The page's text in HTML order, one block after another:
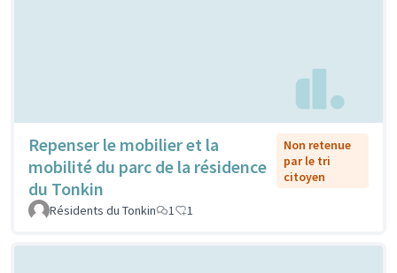
Repenser le mobilier et la
mobilité du parc de la résidence
du Tonkin
Non retenue
par le tri
citoyen
Résidents du Tonkin 1 1